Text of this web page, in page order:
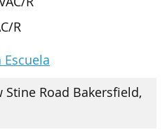
R
Stine Road Bakersfield,